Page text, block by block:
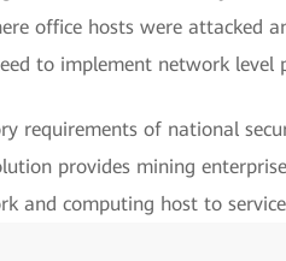
office hosts were attacked
to implement network level
requirements of national
provides mining
and computing host to